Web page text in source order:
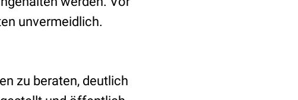
unvermeidlich.
zu beraten, deutlich